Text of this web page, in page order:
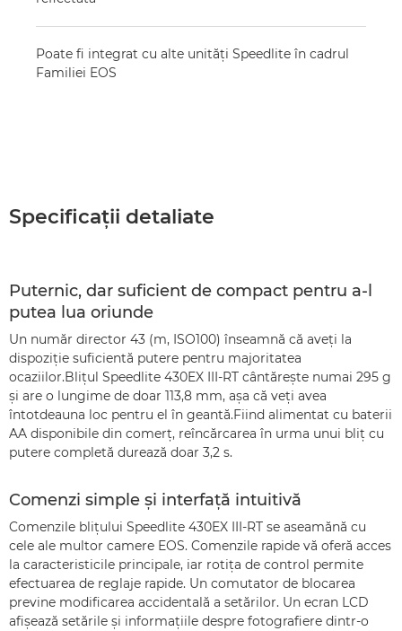
Poate fi integrat cu alte unităţi Speedlite în cadrul
Familiei EOS
Specificaţii detaliate
Puternic, dar suficient de compact pentru a-l
putea lua oriunde
Un număr director 43 (m, ISO100) înseamnă că aveţi la
dispoziţie suficientă putere pentru majoritatea
ocaziilor.Bliţul Speedlite 430EX III-RT cântăreşte numai 295 g
şi are o lungime de doar 113,8 mm, aşa că veţi avea
întotdeauna loc pentru el în geantă.Fiind alimentat cu baterii
AA disponibile din comerţ, reîncărcarea în urma unui bliţ cu
putere completă durează doar 3,2 s.
Comenzi simple şi interfaţă intuitivă
Comenzile bliţului Speedlite 430EX III-RT se aseamănă cu
cele ale multor camere EOS. Comenzile rapide vă oferă acces
la caracteristicile principale, iar rotiţa de control permite
efectuarea de reglaje rapide. Un comutator de blocarea
previne modificarea accidentală a setărilor. Un ecran LCD
afişează setările şi informaţiile despre fotografiere dintr-o